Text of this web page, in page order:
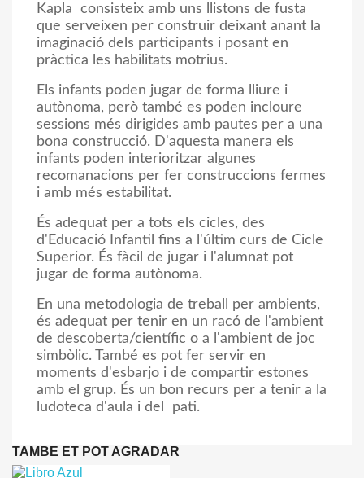
Kapla consisteix amb uns llistons de fusta
que serveixen per construir deixant anant la
imaginació dels participants i posant en
pràctica les habilitats motrius.
Els infants poden jugar de forma lliure i
autònoma, però també es poden incloure
sessions més dirigides amb pautes per a una
bona construcció. D'aquesta manera els
infants poden interioritzar algunes
recomanacions per fer construccions fermes
i amb més estabilitat.
És adequat per a tots els cicles, des
d'Educació Infantil fins a l'últim curs de Cicle
Superior. És fàcil de jugar i l'alumnat pot
jugar de forma autònoma.
En una metodologia de treball per ambients,
és adequat per tenir en un racó de l'ambient
de descoberta/científic o a l'ambient de joc
simbòlic. També es pot fer servir en
moments d'esbarjo i de compartir estones
amb el grup. És un bon recurs per a tenir a la
ludoteca d'aula i del pati.
TAMBÉ ET POT AGRADAR